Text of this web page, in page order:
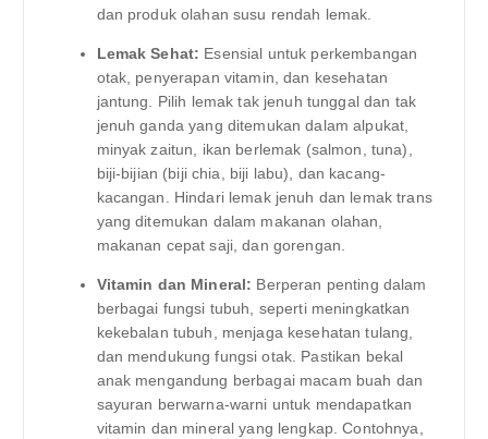
dan produk olahan susu rendah lemak.
Lemak Sehat: Esensial untuk perkembangan
otak, penyerapan vitamin, dan kesehatan
jantung. Pilih lemak tak jenuh tunggal dan tak
jenuh ganda yang ditemukan dalam alpukat,
minyak zaitun, ikan berlemak (salmon, tuna),
biji-bijian (biji chia, biji labu), dan kacang-
kacangan. Hindari lemak jenuh dan lemak trans
yang ditemukan dalam makanan olahan,
makanan cepat saji, dan gorengan.
Vitamin dan Mineral: Berperan penting dalam
berbagai fungsi tubuh, seperti meningkatkan
kekebalan tubuh, menjaga kesehatan tulang,
dan mendukung fungsi otak. Pastikan bekal
anak mengandung berbagai macam buah dan
sayuran berwarna-warni untuk mendapatkan
vitamin dan mineral yang lengkap. Contohnya,